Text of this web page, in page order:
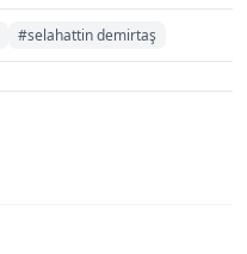
#selahattin demirtaş